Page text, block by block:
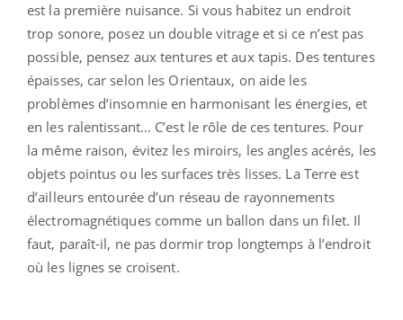
est la première nuisance. Si vous habitez un endroit
trop sonore, posez un double vitrage et si ce n’est pas
possible, pensez aux tentures et aux tapis. Des tentures
épaisses, car selon les Orientaux, on aide les
problèmes d’insomnie en harmonisant les énergies, et
en les ralentissant… C’est le rôle de ces tentures. Pour
la même raison, évitez les miroirs, les angles acérés, les
objets pointus ou les surfaces très lisses. La Terre est
d’ailleurs entourée d’un réseau de rayonnements
électromagnétiques comme un ballon dans un filet. Il
faut, paraît-il, ne pas dormir trop longtemps à l’endroit
où les lignes se croisent.